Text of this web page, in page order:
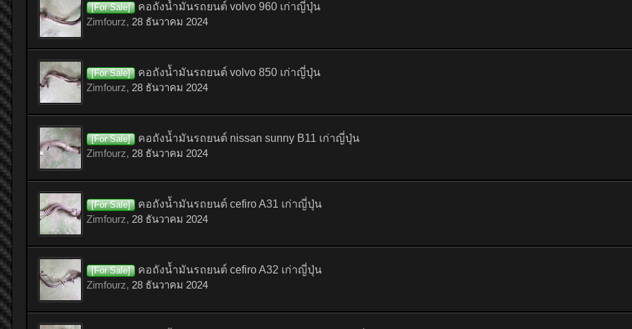
[For Sale]
คอถังน้ำมันรถยนต์ volvo 960 เก่าญี่ปุ่น
Zimfourz, 28 ธันวาคม 2024
[For Sale]
คอถังน้ำมันรถยนต์ volvo 850 เก่าญี่ปุ่น
Zimfourz, 28 ธันวาคม 2024
[For Sale]
คอถังน้ำมันรถยนต์ nissan sunny B11 เก่าญี่ปุ่น
Zimfourz, 28 ธันวาคม 2024
[For Sale]
คอถังน้ำมันรถยนต์ cefiro A31 เก่าญี่ปุ่น
Zimfourz, 28 ธันวาคม 2024
[For Sale]
คอถังน้ำมันรถยนต์ cefiro A32 เก่าญี่ปุ่น
Zimfourz, 28 ธันวาคม 2024